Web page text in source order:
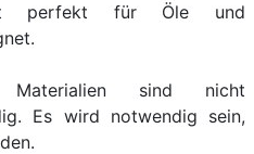
perfekt für Öle und
sind nicht
Es wird notwendig sein,